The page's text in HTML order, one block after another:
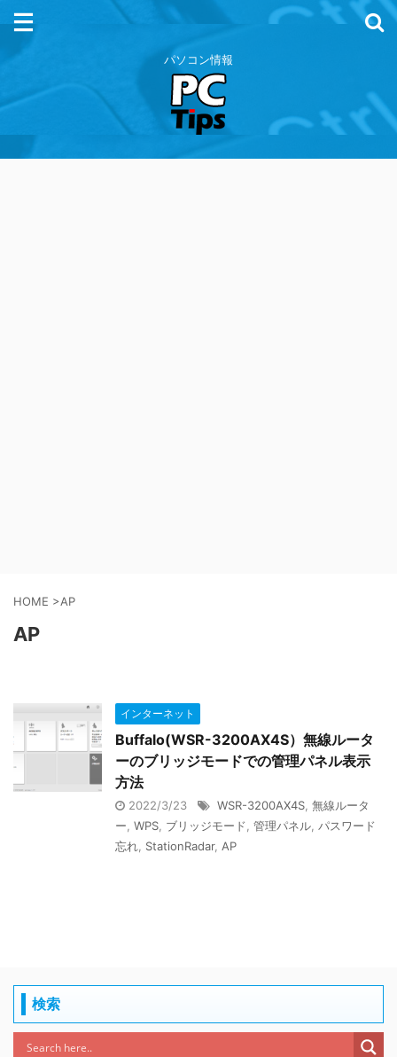
パソコン情報
HOME >AP
AP
インターネット
Buffalo(WSR-3200AX4S）無線ルータ
ーのブリッジモードでの管理パネル表示
方法
2022/3/23 WSR-3200AX4S 無線ルータ
ー WPS ブリッジモード 管理パネル パスワード
忘れ StationRadar, AP
検索